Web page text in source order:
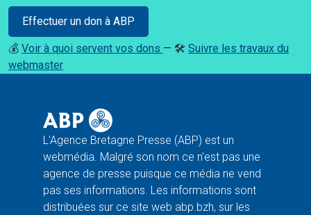
Effectuer un don à ABP
💰 Voir à quoi servent vos dons — 🛠️ Suivre les travaux du
webmaster
L'Agence Bretagne Presse (ABP) est un
webmédia. Malgré son nom ce n'est pas une
agence de presse puisque ce média ne vend
pas ses informations. Les informations sont
distribuées sur ce site web abp.bzh, sur les